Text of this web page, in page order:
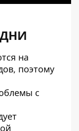
на
поэтому
с